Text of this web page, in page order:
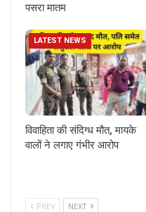
पसरा मातम
LATEST NEWS
विवाहिता की संदिग्ध मौत, मायके
वालों ने लगाए गंभीर आरोप
PREV NEXT